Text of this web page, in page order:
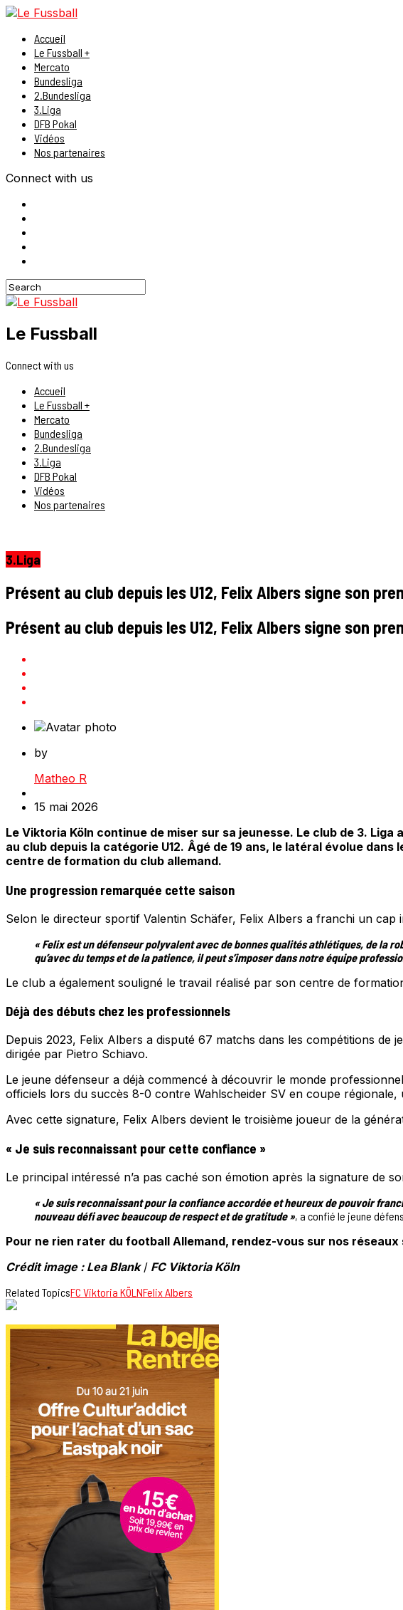
Accueil
Le Fussball +
Mercato
Bundesliga
2.Bundesliga
3.Liga
DFB Pokal
Vidéos
Nos partenaires
Connect with us
Le Fussball
Connect with us
Accueil
Le Fussball +
Mercato
Bundesliga
2.Bundesliga
3.Liga
DFB Pokal
Vidéos
Nos partenaires
3.Liga
Présent au club depuis les U12, Felix Albers signe son
Présent au club depuis les U12, Felix Albers signe son
by
Matheo R
15 mai 2026
Le Viktoria Köln continue de miser sur sa jeunesse. Le club de 3.
au club depuis la catégorie U12. Âgé de 19 ans, le latéral évolue
centre de formation du club allemand.
Une progression remarquée cette saison
Selon le directeur sportif Valentin Schäfer, Felix Albers a franchi un cap
« Felix est un défenseur polyvalent avec de bonnes qualités athlétiques, de la
qu’avec du temps et de la patience, il peut s’imposer dans notre équipe
Le club a également souligné le travail réalisé par son centre de
Déjà des débuts chez les professionnels
Depuis 2023, Felix Albers a disputé 67 matchs dans les compétitions de
dirigée par Pietro Schiavo.
Le jeune défenseur a déjà commencé à découvrir le monde
officiels lors du succès 8-0 contre Wahlscheider SV en coupe
Avec cette signature, Felix Albers devient le troisième joueur de la
« Je suis reconnaissant pour cette confiance »
Le principal intéressé n’a pas caché son émotion après la signature de
« Je suis reconnaissant pour la confiance accordée et heureux de pouvoir
nouveau défi avec beaucoup de respect et de gratitude », a confié le jeune
Pour ne rien rater du football Allemand, rendez-vous sur nos
Crédit image : Lea Blank/ FC Viktoria Köln
Related TopicsFC Viktoria KÖLNFelix Albers